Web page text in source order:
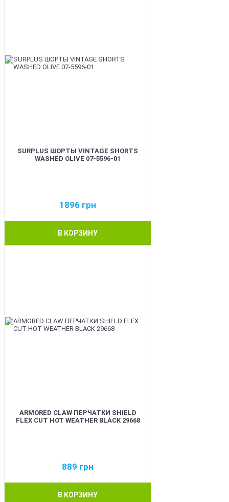
SURPLUS ШОРТЫ VINTAGE SHORTS
WASHED OLIVE 07-5596-01
1896 грн
В КОРЗИНУ
ARMORED CLAW ПЕРЧАТКИ SHIELD
FLEX CUT HOT WEATHER BLACK 29668
889 грн
В КОРЗИНУ